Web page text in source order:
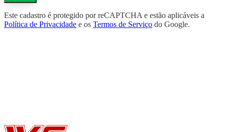
Este cadastro é protegido por reCAPTCHA e estão aplicáveis a
Política de Privacidade e os Termos de Serviço do Google.